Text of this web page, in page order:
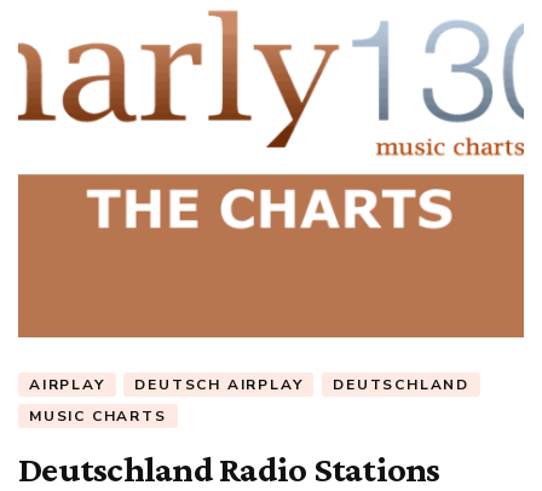
AIRPLAY DEUTSCH AIRPLAY
DEUTSCHLAND
MUSIC CHARTS
Deutschland Radio Stations